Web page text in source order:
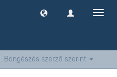
Böngészés szerző szerint